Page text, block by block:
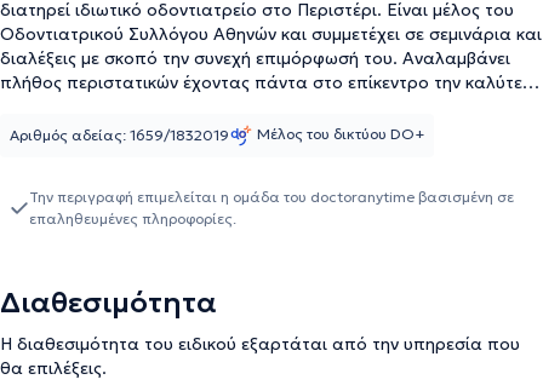
διατηρεί ιδιωτικό οδοντιατρείο στο Περιστέρι. Είναι μέλος του
Οδοντιατρικού Συλλόγου Αθηνών και συμμετέχει σε σεμινάρια και
διαλέξεις με σκοπό την συνεχή επιμόρφωσή του. Αναλαμβάνει
πλήθος περιστατικών έχοντας πάντα στο επίκεντρο την καλύτερη
ανθρώπου που αναλαμβάνει.Το ιατρείο είναι άρτια εξοπλισμένο
Αριθμός αδείας: 1659/1832019 Μέλος του δικτύου DO+
Την περιγραφή επιμελείται η ομάδα του doctoranytime βασισμένη σε
επαληθευμένες πληροφορίες.
Διαθεσιμότητα
Η διαθεσιμότητα του ειδικού εξαρτάται από την υπηρεσία που
θα επιλέξεις.